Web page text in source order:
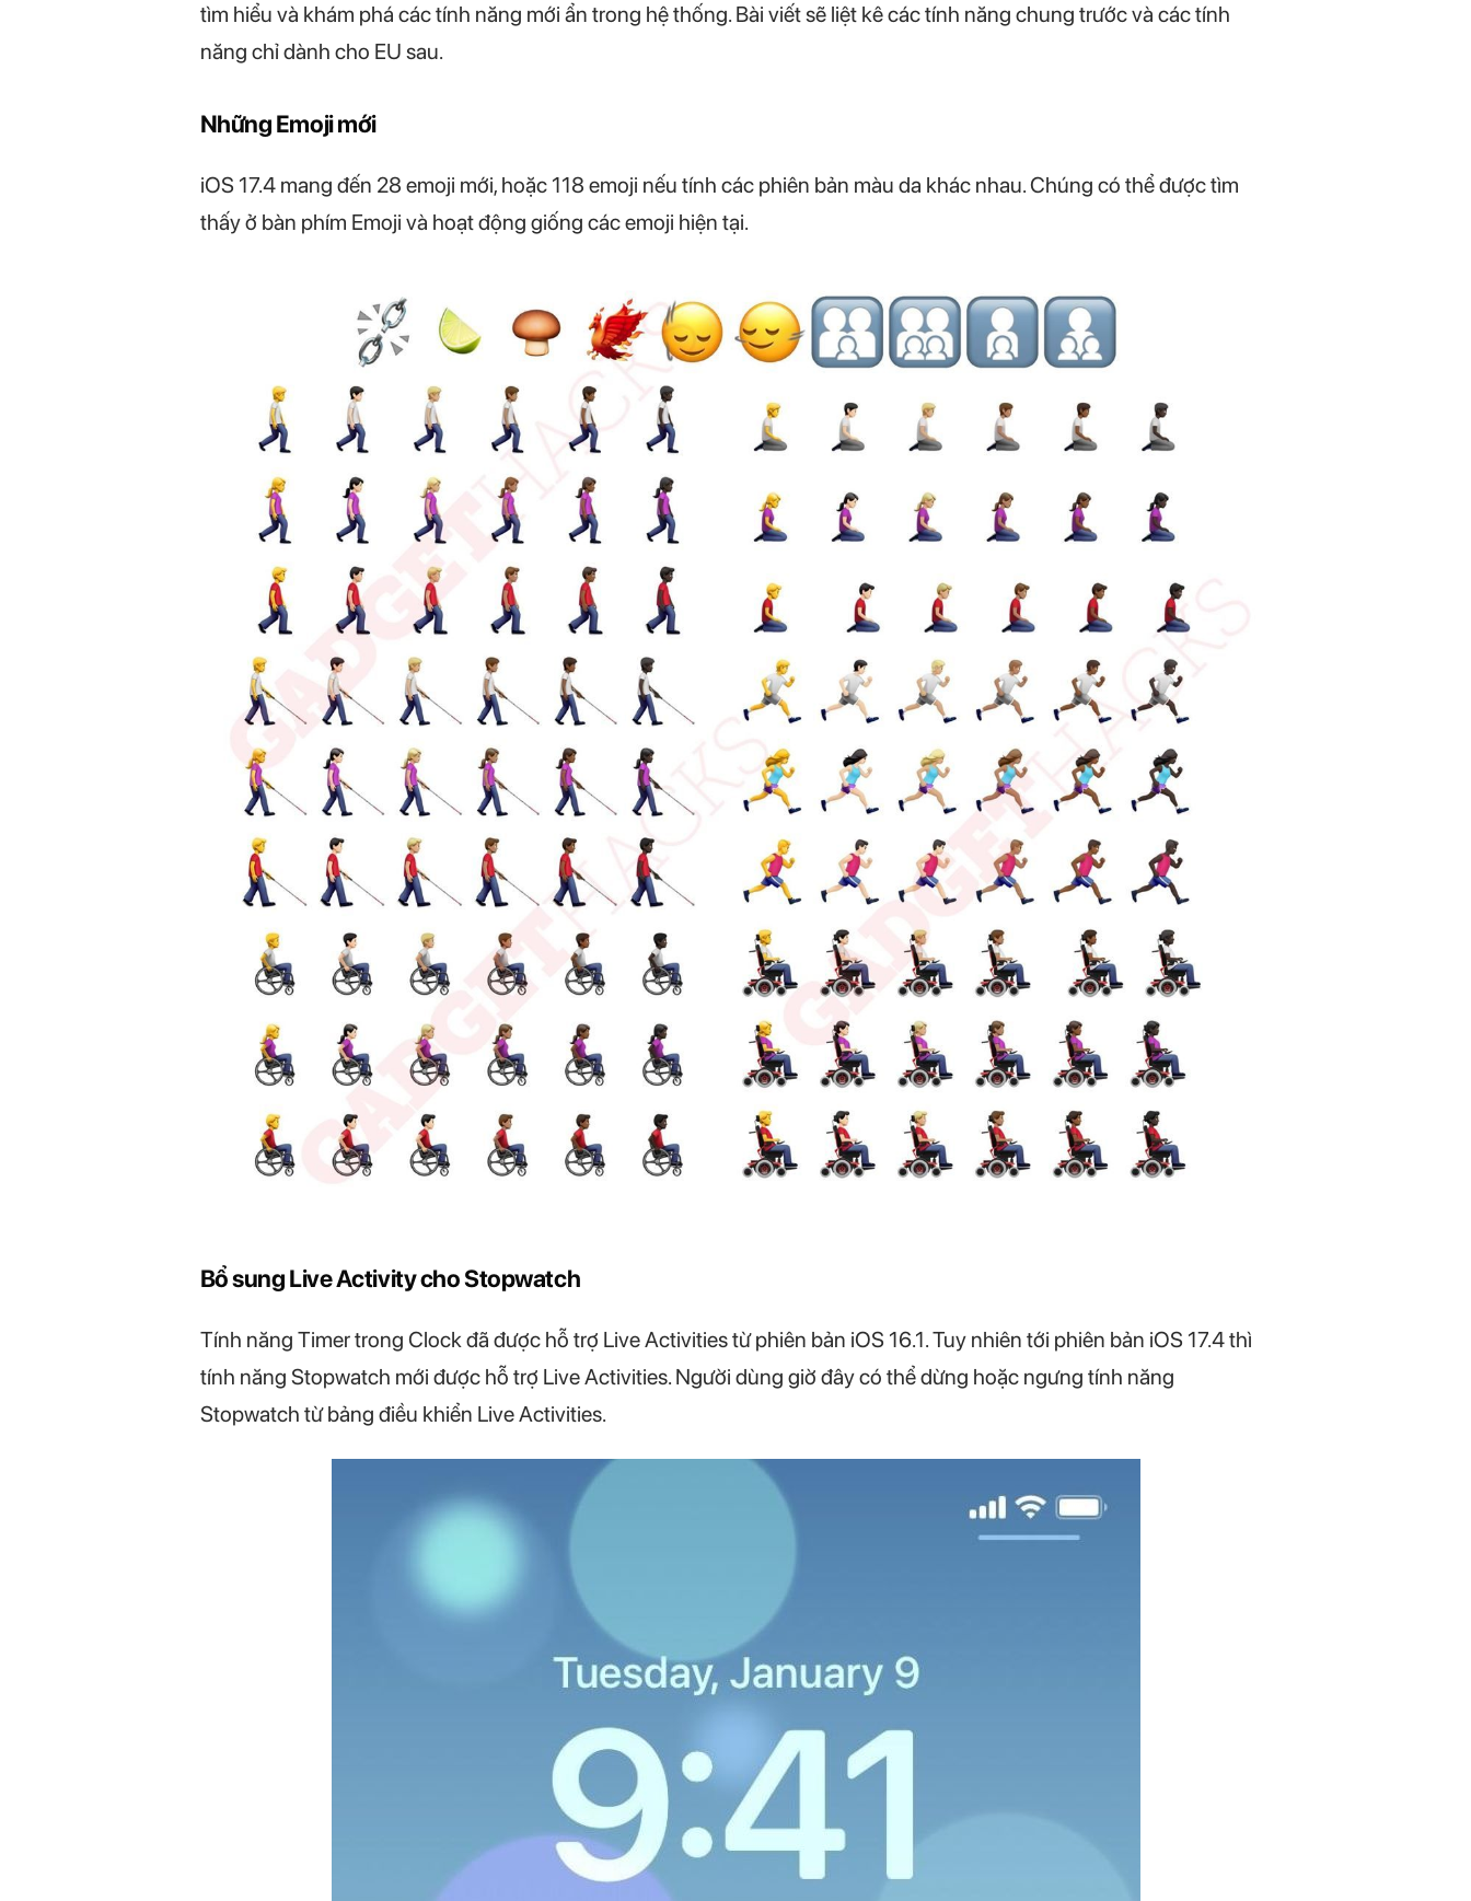
tìm hiểu và khám phá các tính năng mới ẩn trong hệ thống. Bài viết sẽ liệt kê các tính năng chung trước và các tính
năng chỉ dành cho EU sau.
Những Emoji mới
iOS 17.4 mang đến 28 emoji mới, hoặc 118 emoji nếu tính các phiên bản màu da khác nhau. Chúng có thể được tìm
thấy ở bàn phím Emoji và hoạt động giống các emoji hiện tại.
Bổ sung Live Activity cho Stopwatch
Tính năng Timer trong Clock đã được hỗ trợ Live Activities từ phiên bản iOS 16.1. Tuy nhiên tới phiên bản iOS 17.4 thì
tính năng Stopwatch mới được hỗ trợ Live Activities. Người dùng giờ đây có thể dừng hoặc ngưng tính năng
Stopwatch từ bảng điều khiển Live Activities.